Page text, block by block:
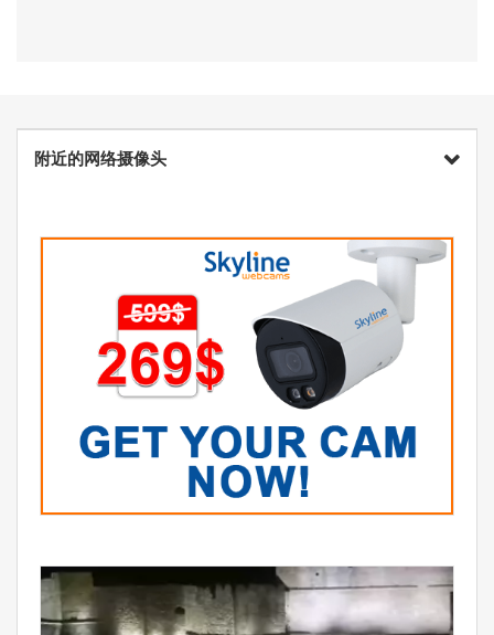
附近的网络摄像头